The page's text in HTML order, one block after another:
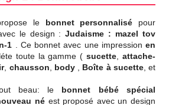
le bonnet personnalisé pour
le design :Judaisme : mazel tov
1
. Ce bonnet avec une impression en
toute la gamme (sucette ,attache-
, chausson body, Boîte à sucette, et
beau: le bonnet bébé spécial
néest proposé avec un design